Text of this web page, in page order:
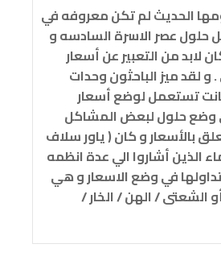
الحديث لم تكن معروفه في
حلول عصر الاسرة السادسه و
لابد من التعبير عن أسعار
لقد ميز الباحثون وحدات
تستعمل لوضع أسعار
وضع حلول لبعض المشاكل
بالأسعار و كان ( ياور سلاف
الذين أشاروا الي عدة انظمه
في وضع الاسعار و هي
الشعتى / الهن / الخار /